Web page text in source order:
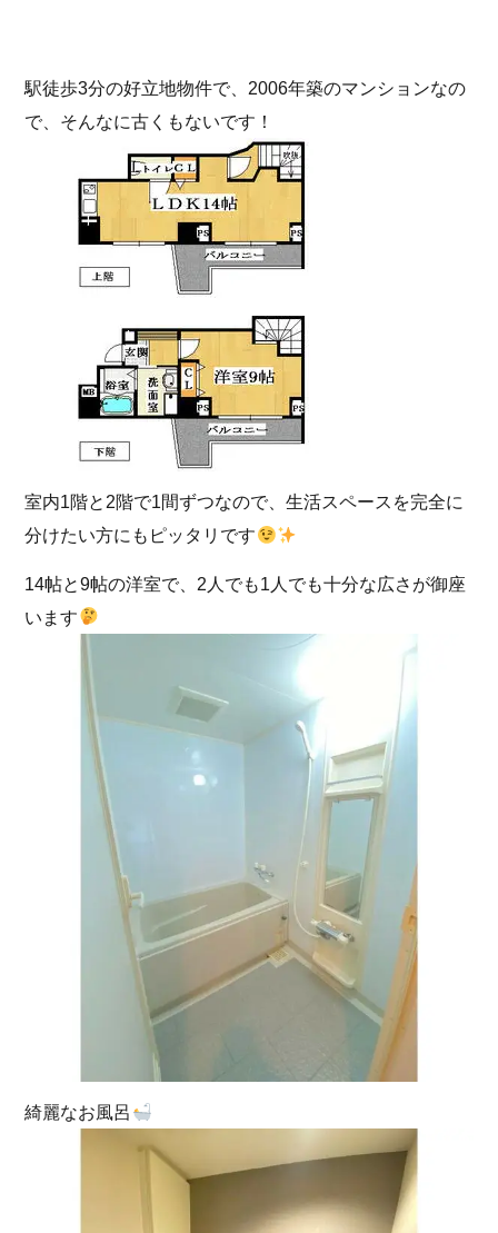
駅徒歩3分の好立地物件で、2006年築のマンションなの
で、そんなに古くもないです！
室内1階と2階で1間ずつなので、生活スペースを完全に
分けたい方にもピッタリです
14帖と9帖の洋室で、2人でも1人でも十分な広さが御座
います
綺麗なお風呂